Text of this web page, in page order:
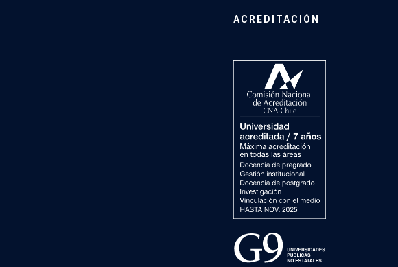
ACREDITACIÓN